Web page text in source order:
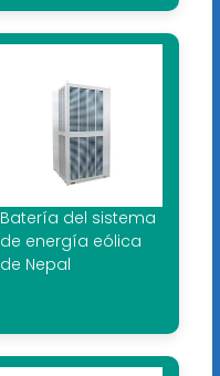
Batería del sistema
de energía eólica
de Nepal